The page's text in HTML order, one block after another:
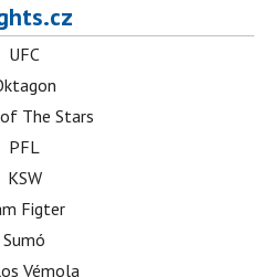
UFC
The Stars
PFL
KSW
Figter
Sumó
Vémola